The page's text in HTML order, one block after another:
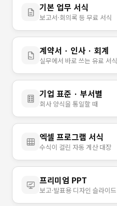
기본 업무 서식
보고서·회의록 등 무료 서식
계약서 · 인사 · 회계
실무에서 바로 쓰는 유료 서식
기업 표준 · 부서별
회사 양식을 통일할 때
엑셀 프로그램 서식
수식이 걸린 자동 계산 대장
프리미엄 PPT
보고·발표용 디자인 슬라이드